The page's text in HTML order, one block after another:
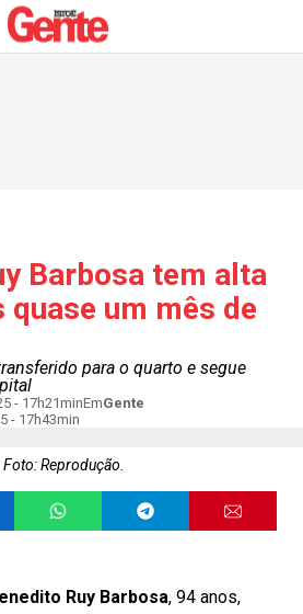
Barbosa tem alta
quase um mês de
para o quarto e segue
- 17h21minEmGente
- 17h43min
Foto: Reprodução.
Ruy Barbosa, 94 anos,